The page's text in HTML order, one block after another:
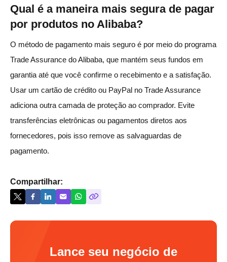
Qual é a maneira mais segura de pagar
por produtos no Alibaba?
O método de pagamento mais seguro é por meio do programa
Trade Assurance do Alibaba, que mantém seus fundos em
garantia até que você confirme o recebimento e a satisfação.
Usar um cartão de crédito ou PayPal no Trade Assurance
adiciona outra camada de proteção ao comprador. Evite
transferências eletrônicas ou pagamentos diretos aos
fornecedores, pois isso remove as salvaguardas de
pagamento.
Compartilhar:
Lance seu negócio de